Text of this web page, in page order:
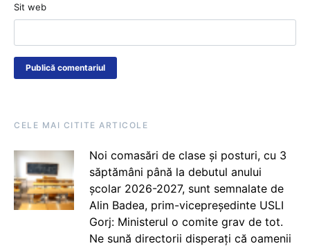
Sit web
CELE MAI CITITE ARTICOLE
Noi comasări de clase și posturi, cu 3
săptămâni până la debutul anului
școlar 2026-2027, sunt semnalate de
Alin Badea, prim-vicepreședinte USLI
Gorj: Ministerul o comite grav de tot.
Ne sună directorii disperați că oamenii